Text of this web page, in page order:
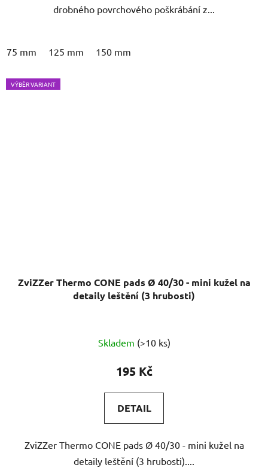
drobného povrchového poškrábání z...
75 mm 125 mm 150 mm
VÝBĚR VARIANT
ZviZZer Thermo CONE pads Ø 40/30 - mini kužel na
detaily leštění (3 hrubosti)
Skladem (>10 ks)
195 Kč
DETAIL
ZviZZer Thermo CONE pads Ø 40/30 - mini kužel na
detaily leštění (3 hrubosti)....